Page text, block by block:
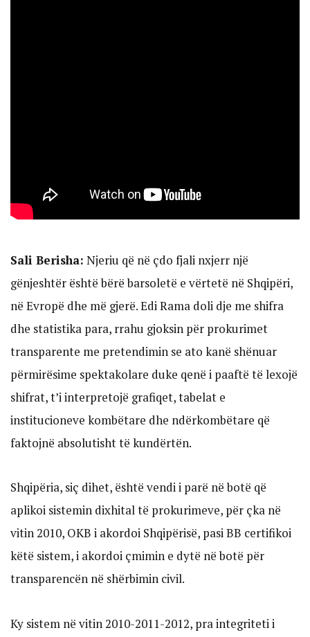
Sali Berisha: Njeriu që në çdo fjali nxjerr një
gënjeshtër është bërë barsoletë e vërtetë në Shqipëri,
në Evropë dhe më gjerë. Edi Rama doli dje me shifra
dhe statistika para, rrahu gjoksin për prokurimet
transparente me pretendimin se ato kanë shënuar
përmirësime spektakolare duke qenë i paaftë të lexojë
shifrat, t’i interpretojë grafiqet, tabelat e
institucioneve kombëtare dhe ndërkombëtare që
faktojnë absolutisht të kundërtën.
Shqipëria, siç dihet, është vendi i parë në botë që
aplikoi sistemin dixhital të prokurimeve, për çka në
vitin 2010, OKB i akordoi Shqipërisë, pasi BB certifikoi
këtë sistem, i akordoi çmimin e dytë në botë për
transparencën në shërbimin civil.
Ky sistem në vitin 2010-2011-2012, pra integriteti i